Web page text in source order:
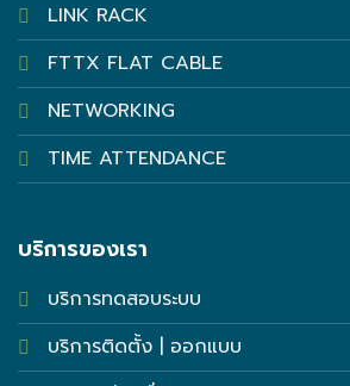
LINK RACK
FTTX FLAT CABLE
NETWORKING
TIME ATTENDANCE
บริการของเรา
บริการทดสอบระบบ
บริการติดตั้ง | ออกแบบ